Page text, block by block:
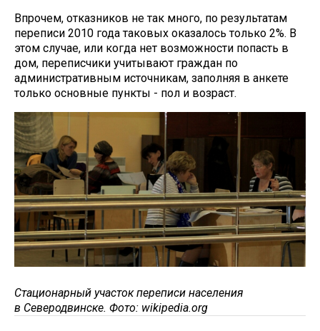
Впрочем, отказников не так много, по результатам
переписи 2010 года таковых оказалось только 2%. В
этом случае, или когда нет возможности попасть в
дом, переписчики учитывают граждан по
административным источникам, заполняя в анкете
только основные пункты - пол и возраст.
Стационарный участок переписи населения
в Северодвинске. Фото: wikipedia.org